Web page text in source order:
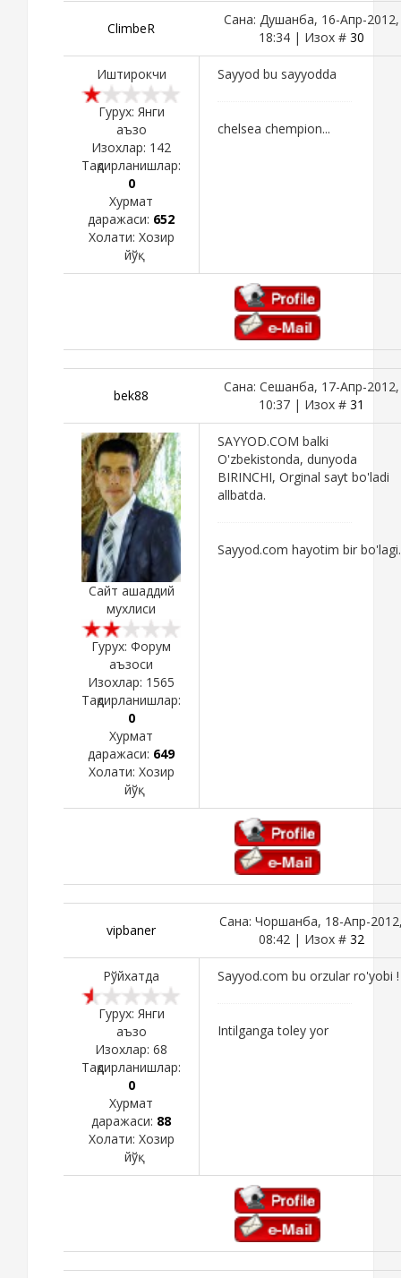
ClimbeR
Сана: Душанба, 16-Апр-2012,
18:34 | Изох # 30
Иштирокчи
Гурух: Янги
аъзо
Изохлар: 142
Тақдирланишлар:
0
Хурмат
даражаси: 652
Холати: Хозир
йўқ
Sayyod bu sayyodda
chelsea chempion...
bek88
Сана: Сешанба, 17-Апр-2012,
10:37 | Изох # 31
Сайт ашаддий
мухлиси
Гурух: Форум
аъзоси
Изохлар: 1565
Тақдирланишлар:
0
Хурмат
даражаси: 649
Холати: Хозир
йўқ
SAYYOD.COM balki
O'zbekistonda, dunyoda
BIRINCHI, Orginal sayt bo'ladi
allbatda.
Sayyod.com hayotim bir bo'lagi.
vipbaner
Сана: Чоршанба, 18-Апр-
08:42 | Изох # 32
Рўйхатда
Гурух: Янги
аъзо
Изохлар: 68
Тақдирланишлар:
0
Хурмат
даражаси: 88
Холати: Хозир
йўқ
Sayyod.com bu orzular ro'yobi !
Intilganga toley yor